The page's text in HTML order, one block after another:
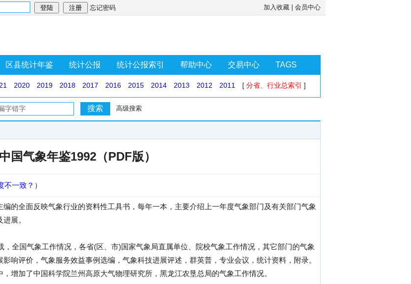
忘记密码 加入收藏 会员中心
区县统计年鉴 统计公报 统计公报索引 帮助中心 交易中心 TAGS
2020 2019 2018 2017 2016 2015 2014 2013 2012 2011 [ 分省、行业总索引 ]
高级搜索
中国气象年鉴1992（PDF版）
不一致？ ）
的全面反映气象行业的资料性工具书，每年一本，主要介绍上一年度气象部门及有关部门气象
展。
，全国气象工作情况，各省(区、市)国家气象局直属单位、院校气象工作情况，其它部门的气象
响评价，气象服务效益事例选编，气象科技进展评述，群英普，专业会议，统计资料，附录。
增加了中国科学院兰州高原大气物理研究所，黑龙江农垦总局的气象工作情况。